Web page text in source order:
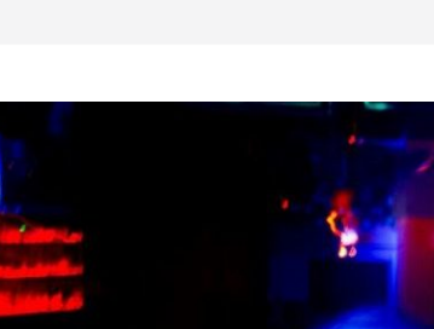
al otro lado del
SX, Sofar Sounds A